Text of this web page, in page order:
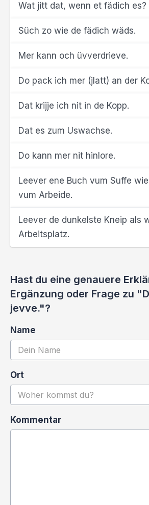
Wat jitt dat, wenn et fädich es?
Süch zo wie de fädich wäds.
Mer kann och üvverdrieve.
Do pack ich mer (jlatt) an der
Dat krijje ich nit in de Kopp.
Dat es zum Uswachse.
Do kann mer nit hinlore.
Leever ene Buch vum Suffe
vum Arbeide.
Leever de dunkelste Kneip als
Arbeitsplatz.
Hast du eine genauere
Ergänzung oder Frage zu
jevve."?
Name
Ort
Kommentar